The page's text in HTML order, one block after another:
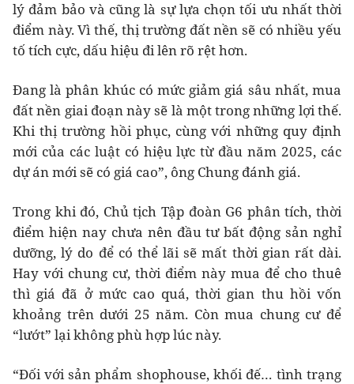
lý đảm bảo và cũng là sự lựa chọn tối ưu nhất thời
điểm này. Vì thế, thị trường đất nền sẽ có nhiều yếu
tố tích cực, dấu hiệu đi lên rõ rệt hơn.
Đang là phân khúc có mức giảm giá sâu nhất, mua
đất nền giai đoạn này sẽ là một trong những lợi thế.
Khi thị trường hồi phục, cùng với những quy định
mới của các luật có hiệu lực từ đầu năm 2025, các
dự án mới sẽ có giá cao”, ông Chung đánh giá.
Trong khi đó, Chủ tịch Tập đoàn G6 phân tích, thời
điểm hiện nay chưa nên đầu tư bất động sản nghỉ
dưỡng, lý do để có thể lãi sẽ mất thời gian rất dài.
Hay với chung cư, thời điểm này mua để cho thuê
thì giá đã ở mức cao quá, thời gian thu hồi vốn
khoảng trên dưới 25 năm. Còn mua chung cư để
“lướt” lại không phù hợp lúc này.
“Đối với sản phẩm shophouse, khối đế… tình trạng